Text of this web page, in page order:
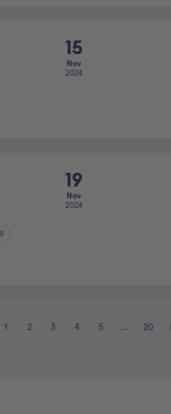
15
Nov
2024
19
Nov
2024
1 2 3 4 5 ... 20